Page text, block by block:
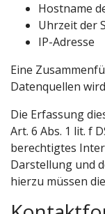
Hostname
Uhrzeit der
IP-Adresse
Eine
Datenquellen
Die Erfassung
Art. 6 Abs. 1 lit. f
berechtigtes
Darstellung und
hierzu müssen